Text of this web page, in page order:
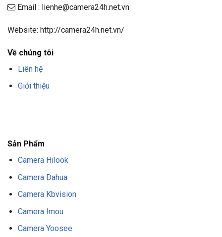
Email : lienhe@camera24h.net.vn
Website: http://camera24h.net.vn/
Về chúng tôi
Liên hệ
Giới thiệu
Sản Phẩm
Camera Hilook
Camera Dahua
Camera Kbvision
Camera Imou
Camera Yoosee